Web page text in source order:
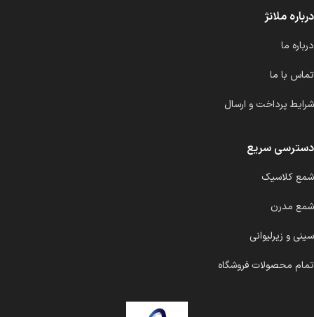
درباره ملانژ
درباره ما
تماس با ما
شرایط پرداخت و ارسال
دسترسی سریع
شمع کلاسیک
شمع مدرن
سینی و زیرلیوانی
تمام محصولات فروشگاه